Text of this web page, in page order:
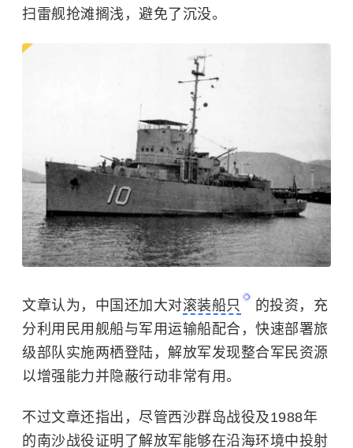
扫雷舰抢滩搁浅，避免了沉没。
文章认为，中国还加大对滚装船只
的投资，充
分利用民用舰船与军用运输船配合，快速部署旅
级部队实施两栖登陆，解放军发现整合军民资源
以增强能力并隐蔽行动非常有用。
不过文章还指出，尽管西沙群岛战役及1988年
的南沙战役证明了解放军能够在沿海环境中投射